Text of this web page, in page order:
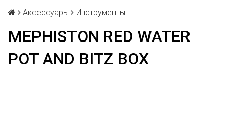
Аксессуары Инструменты
MEPHISTON RED WATER
POT AND BITZ BOX